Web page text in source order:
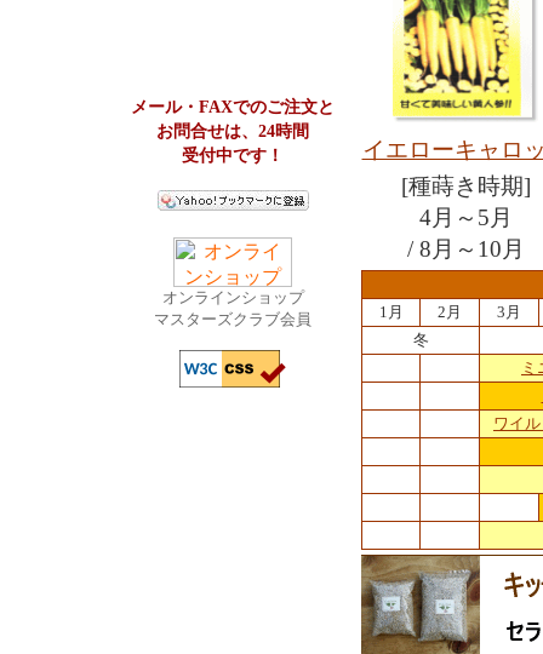
メール・FAXでのご注文と
お問合せは、24時間
受付中です！
オンラインショップ
マスターズクラブ会員
イエローキャロ
[種蒔き時期]
4月～5月
/ 8月～10月
1月 2月
3月
冬
ミ
ワイ